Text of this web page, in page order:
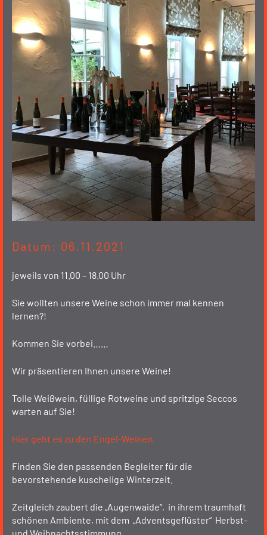
Datum: 06.11.2021
jeweils von 11.00 – 18.00 Uhr
Sie wollten unsere Weine schon immer mal kennen
lernen?!
Kommen Sie vorbei……
Wir präsentieren Ihnen unsere Weine!
Tolle Weißwein, füllige Rotweine und spritzige Seccos
warten auf Sie!
Hier geht es zu den Engel-Weinen
Finden Sie den passenden Begleiter für die
bevorstehende kuschelige Winterzeit.
Zeitgleich zaubert die „Augenwaide“, in ihrem traumhaft
schönen Ambiente, mit dem „Adventsgeflüster“ Herbst-